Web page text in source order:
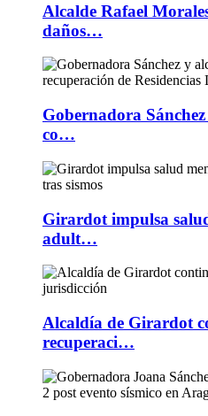
Alcalde Rafael
daños…
Gobernadora
co…
Girardot impulsa
adult…
Alcaldía de Girardot
recuperaci…